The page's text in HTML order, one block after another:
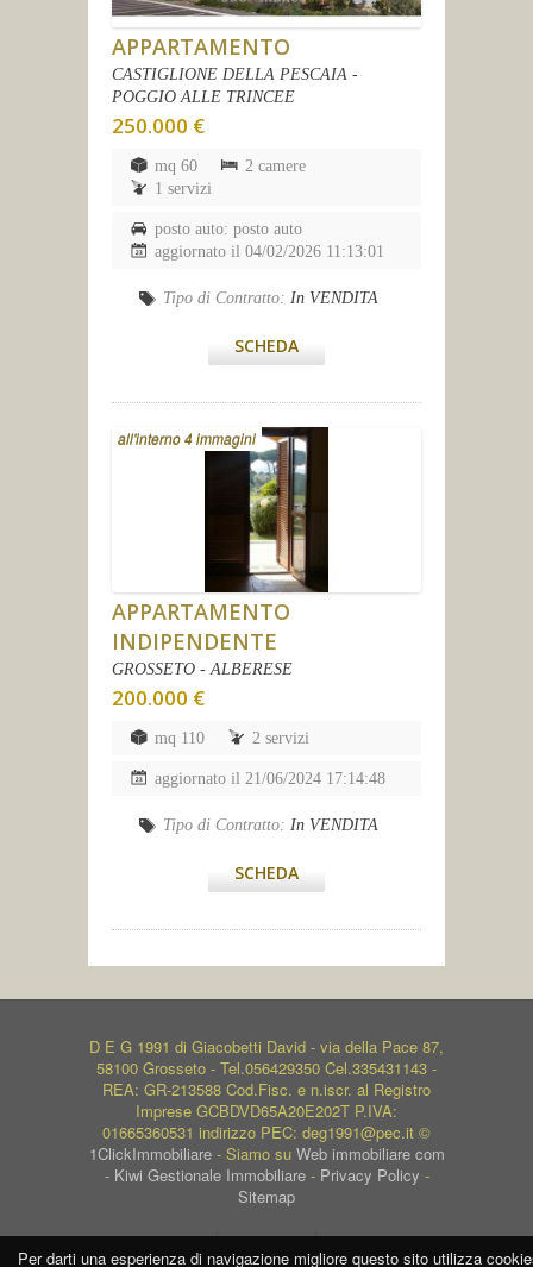
APPARTAMENTO
CASTIGLIONE DELLA PESCAIA -
POGGIO ALLE TRINCEE
250.000 €
mq 60
2 camere
1 servizi
posto auto: posto auto
aggiornato il 04/02/2026 11:13:01
Tipo di Contratto: In VENDITA
SCHEDA
all'interno 4 immagini
APPARTAMENTO
INDIPENDENTE
GROSSETO - ALBERESE
200.000 €
mq 110 2 servizi
aggiornato il 21/06/2024 17:14:48
Tipo di Contratto: In VENDITA
SCHEDA
D E G 1991 di Giacobetti David - via della Pace 87,
58100 Grosseto - Tel.056429350 Cel.335431143 -
REA: GR-213588 Cod.Fisc. e n.iscr. al Registro
Imprese GCBDVD65A20E202T P.IVA:
01665360531 indirizzo PEC: deg1991@pec.it ©
1ClickImmobiliare- Siamo su Web immobiliare com
- Kiwi Gestionale Immobiliare- Privacy Policy -
Sitemap
Per darti una esperienza di navigazione migliore questo sito utilizza